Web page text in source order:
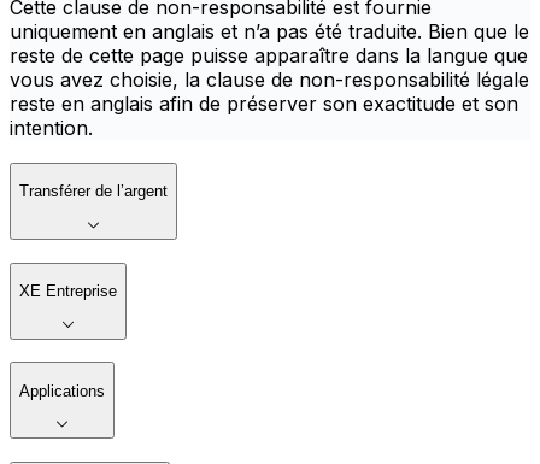
Cette clause de non-responsabilité est fournie
uniquement en anglais et n’a pas été traduite. Bien que le
reste de cette page puisse apparaître dans la langue que
vous avez choisie, la clause de non-responsabilité légale
reste en anglais afin de préserver son exactitude et son
intention.
Transférer de l’argent
XE Entreprise
Applications